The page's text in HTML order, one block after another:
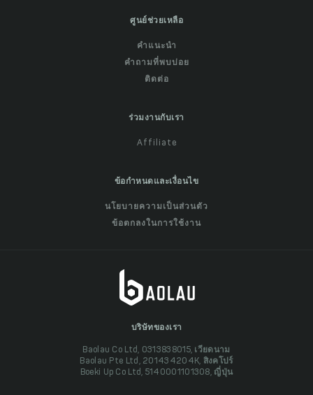
ศูนย์ช่วยเหลือ
คำแนะนำ
คำถามที่พบบ่อย
ติดต่อ
ร่วมงานกับเรา
Affiliate
ข้อกำหนดและเงื่อนไข
นโยบายความเป็นส่วนตัว
ข้อตกลงในการใช้งาน
บริษัทของเรา
Baolau Co Ltd, 0313838015, เวียดนาม
Baolau Pte Ltd, 201434204K, สิงคโปร์
Boeki Up Co Ltd, 5140001101308, ญี่ปุ่น